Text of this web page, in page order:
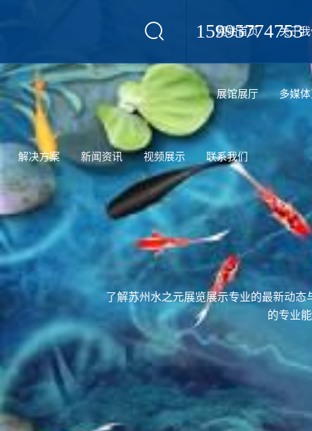
15995774753
网站首页 关于
展馆展厅 多媒
解决方案 新闻资讯 视频展示 联系我们
了解苏州水之元展览展示专业的最新动
的专业